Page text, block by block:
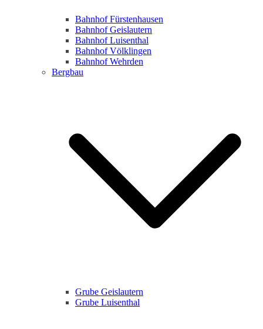
Bahnhof Fürstenhausen
Bahnhof Geislautern
Bahnhof Luisenthal
Bahnhof Völklingen
Bahnhof Wehrden
Bergbau
Grube Geislautern
Grube Luisenthal